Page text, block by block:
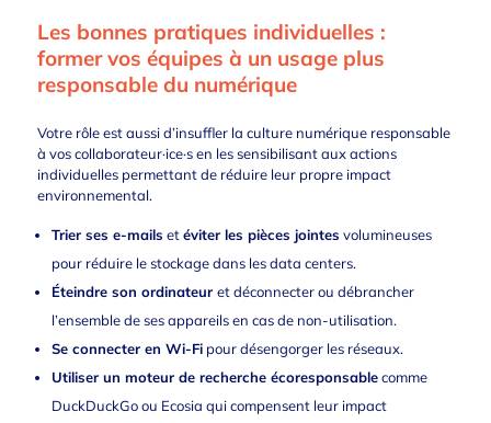
Les bonnes pratiques individuelles :
former vos équipes à un usage plus
responsable du numérique
Votre rôle est aussi d’insuffler la culture numérique responsable
à vos collaborateur·ice·s en les sensibilisant aux actions
individuelles permettant de réduire leur propre impact
environnemental.
Trier ses e-mails etéviter les pièces jointes volumineuses
pour réduire le stockage dans les data centers.
Éteindre son ordinateur et déconnecter ou débrancher
l’ensemble de ses appareils en cas de non-utilisation.
Se connecter en Wi-Fipour désengorger les réseaux.
Utiliser un moteur de recherche écoresponsablecomme
DuckDuckGoou Ecosia qui compensent leur impact